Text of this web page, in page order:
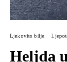
Ljekovito bilje
Heljda